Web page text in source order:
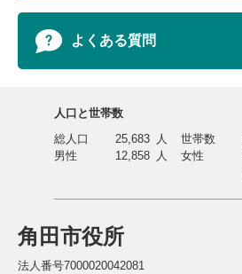
よくある質問
角田市役所
法人番号7000020042081
人口と世帯数
総人口
25,683 人 世帯数
男性
12,858 人 女性